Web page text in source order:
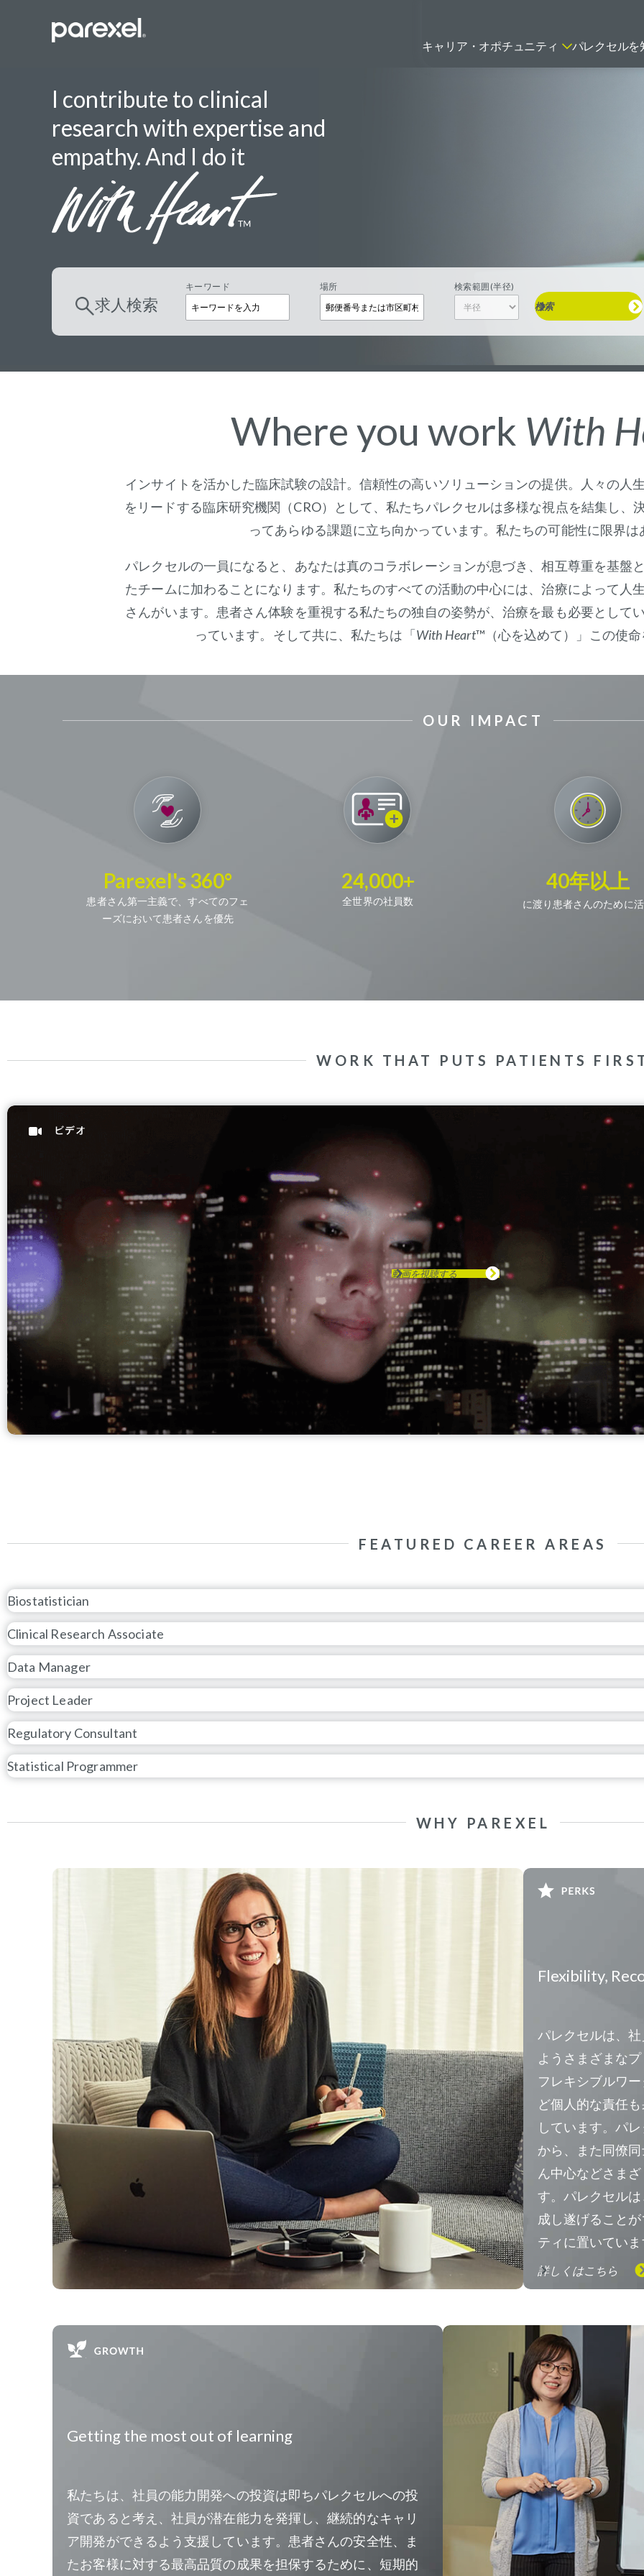
キャリア・オポチュニティ
バイオスタティティシャン
プロジェクトリーダー
パレクセルを
I contribute to clinical
research with expertise and
empathy. And I do it
求人検索
キーワード 場所 検索範囲(半径)
検索
Where you work With
インサイトを活かした臨床試験の設計。信頼性の高いソリューションの提供。人々の人
をリードする臨床研究機関（CRO）として、私たちパレクセルは多様な視点を結集し、
ってあらゆる課題に立ち向かっています。私たちの可能性に限界は
パレクセルの一員になると、あなたは真のコラボレーションが息づき、相互尊重を基盤
たチームに加わることになります。私たちのすべての活動の中心には、治療によって人
さんがいます。患者さん体験を重視する私たちの独自の姿勢が、治療を最も必要として
っています。そして共に、私たちは「With Heart™（心を込めて）」この使
OUR IMPACT
Parexel's 360°
患者さん第一主義で、すべてのフェ
ーズにおいて患者さんを優先
24,000+
全世界の社員数
40年以上
に渡り患者さんのために
WORK THAT PUTS PATIENTS
動画を視聴する
FEATURED CAREER AREAS
Biostatistician
Clinical Research Associate
Data Manager
Project Leader
Regulatory Consultant
Statistical Programmer
WHY PAREXEL
Flexibility,
パレクセルは、
ようさまざまな
フレキシブルワ
ど個人的な責任
しています。パ
から、また同僚
ん中心などさま
す。パレクセル
成し遂げること
ティに置いてい
詳しくはこちら
Getting the most out of learning
私たちは、社員の能力開発への投資は即ちパレクセルへの投
資であると考え、社員が潜在能力を発揮し、継続的なキャリ
ア開発ができるよう支援しています。患者さんの安全性、ま
たお客様に対する最高品質の成果を担保するために、短期的